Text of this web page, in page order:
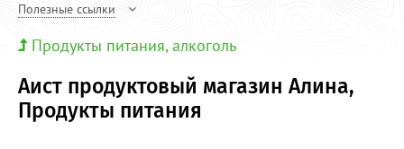
Полезные ссылки
Продукты питания, алкоголь
Аист продуктовый магазин Алина,
Продукты питания